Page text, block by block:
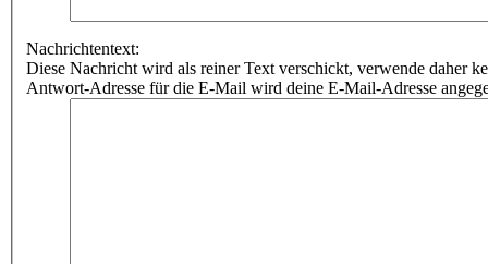
Nachrichtentext:
Diese Nachricht wird als reiner Text verschickt, verwende daher
Antwort-Adresse für die E-Mail wird deine E-Mail-Adresse